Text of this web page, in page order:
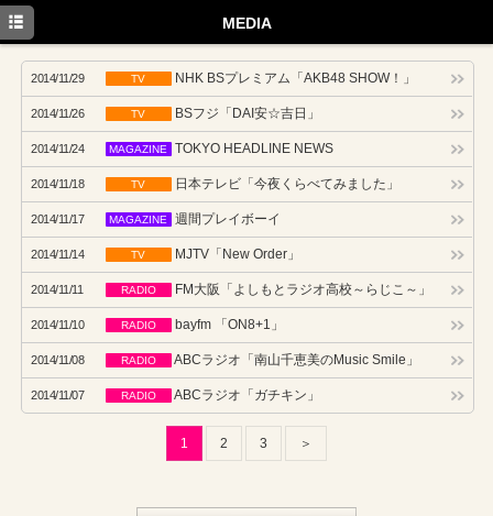
MEDIA
2014/11/29 TV NHK BSプレミアム「AKB48 SHOW！」
2014/11/26 TV BSフジ「DAI安☆吉日」
2014/11/24 MAGAZINE TOKYO HEADLINE NEWS
2014/11/18 TV 日本テレビ「今夜くらべてみました」
2014/11/17 MAGAZINE 週間プレイボーイ
2014/11/14 TV MJTV「New Order」
2014/11/11 RADIO FM大阪「よしもとラジオ高校～らじこ～」
2014/11/10 RADIO bayfm 「ON8+1」
2014/11/08 RADIO ABCラジオ「南山千恵美のMusic Smile」
2014/11/07 RADIO ABCラジオ「ガチキン」
1 2 3 ＞
PROFILE
NEWS
MEDIA
EVENT
DISCOGRAPHY
TWITTER